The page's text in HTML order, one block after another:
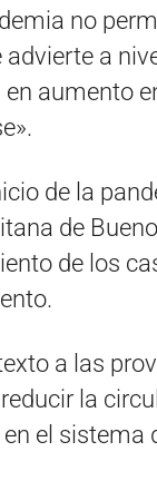
no
a
aumento
de la
de
de los
a las
la
el sistema